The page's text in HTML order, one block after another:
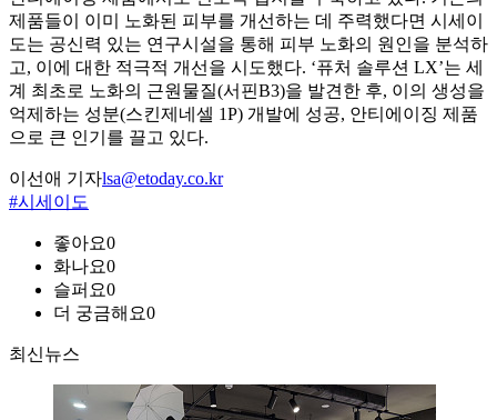
제품들이 이미 노화된 피부를 개선하는 데 주력했다면 시세이
도는 공신력 있는 연구시설을 통해 피부 노화의 원인을 분석하
고, 이에 대한 적극적 개선을 시도했다. ‘퓨처 솔루션 LX’는 세
계 최초로 노화의 근원물질(서핀B3)을 발견한 후, 이의 생성을
억제하는 성분(스킨제네셀 1P) 개발에 성공, 안티에이징 제품
으로 큰 인기를 끌고 있다.
이선애 기자lsa@etoday.co.kr
#시세이도
좋아요0
화나요0
슬퍼요0
더 궁금해요0
최신뉴스